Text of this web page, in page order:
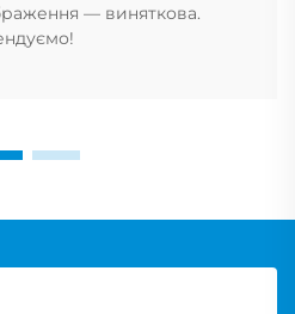
— виняткова.